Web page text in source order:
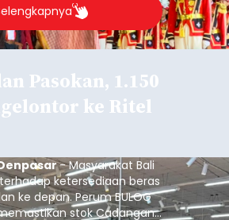
Pasokan, 1.150
ke Ritel
- Masyarakat Bali
ketersediaan beras
ke depan. Perum BULOG
stok Cadangan